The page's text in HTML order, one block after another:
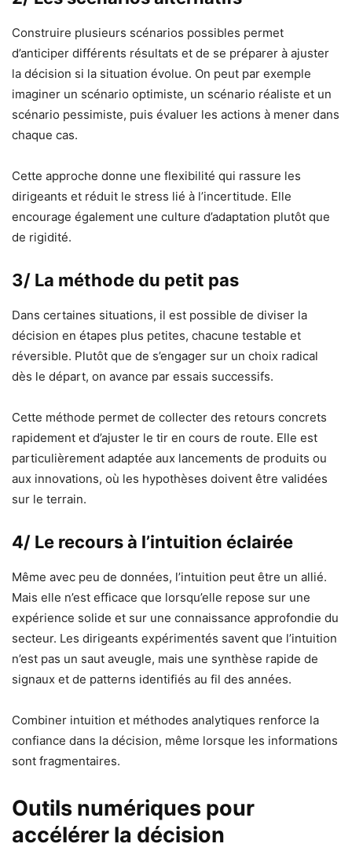
Construire plusieurs scénarios possibles permet
d’anticiper différents résultats et de se préparer à ajuster
la décision si la situation évolue. On peut par exemple
imaginer un scénario optimiste, un scénario réaliste et un
scénario pessimiste, puis évaluer les actions à mener dans
chaque cas.
Cette approche donne une flexibilité qui rassure les
dirigeants et réduit le stress lié à l’incertitude. Elle
encourage également une culture d’adaptation plutôt que
de rigidité.
3/ La méthode du petit pas
Dans certaines situations, il est possible de diviser la
décision en étapes plus petites, chacune testable et
réversible. Plutôt que de s’engager sur un choix radical
dès le départ, on avance par essais successifs.
Cette méthode permet de collecter des retours concrets
rapidement et d’ajuster le tir en cours de route. Elle est
particulièrement adaptée aux lancements de produits ou
aux innovations, où les hypothèses doivent être validées
sur le terrain.
4/ Le recours à l’intuition éclairée
Même avec peu de données, l’intuition peut être un allié.
Mais elle n’est efficace que lorsqu’elle repose sur une
expérience solide et sur une connaissance approfondie du
secteur. Les dirigeants expérimentés savent que l’intuition
n’est pas un saut aveugle, mais une synthèse rapide de
signaux et de patterns identifiés au fil des années.
Combiner intuition et méthodes analytiques renforce la
confiance dans la décision, même lorsque les informations
sont fragmentaires.
Outils numériques pour
accélérer la décision